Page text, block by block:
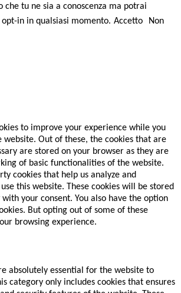
che tu ne sia a conoscenza ma potrai
in in qualsiasi momento. Accetto
Non
to improve your experience while you
website. Out of these, the cookies that are
are stored on your browser as they are
of basic functionalities of the website.
cookies that help us analyze and
this website. These cookies will be stored
your consent. You also have the option
But opting out of some of these
browsing experience.
absolutely essential for the website to
category only includes cookies that ensures